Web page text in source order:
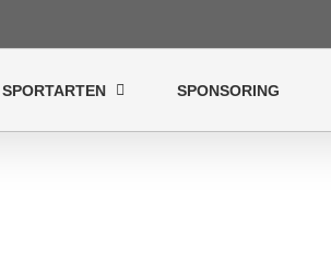
SPORTARTEN SPONSORING